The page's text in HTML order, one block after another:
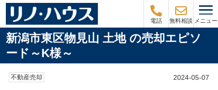
電話 無料相談 メニュー
新潟市東区物見山 土地 の売却エピソ
ード～K様～
不動産売却 2024-05-07